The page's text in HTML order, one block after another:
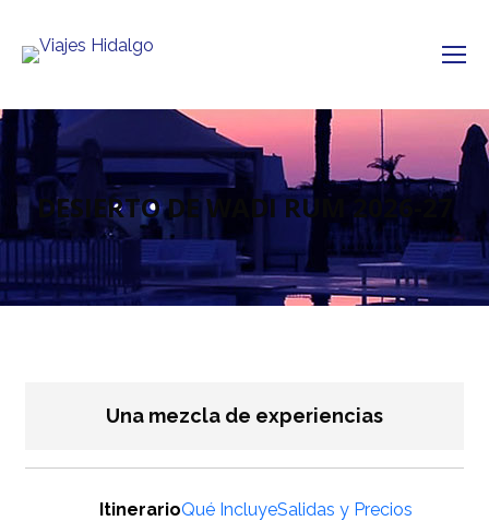
DESIERTO DE WADI RUM 2026-27
Una mezcla de experiencias
ItinerarioQué IncluyeSalidas y Precios